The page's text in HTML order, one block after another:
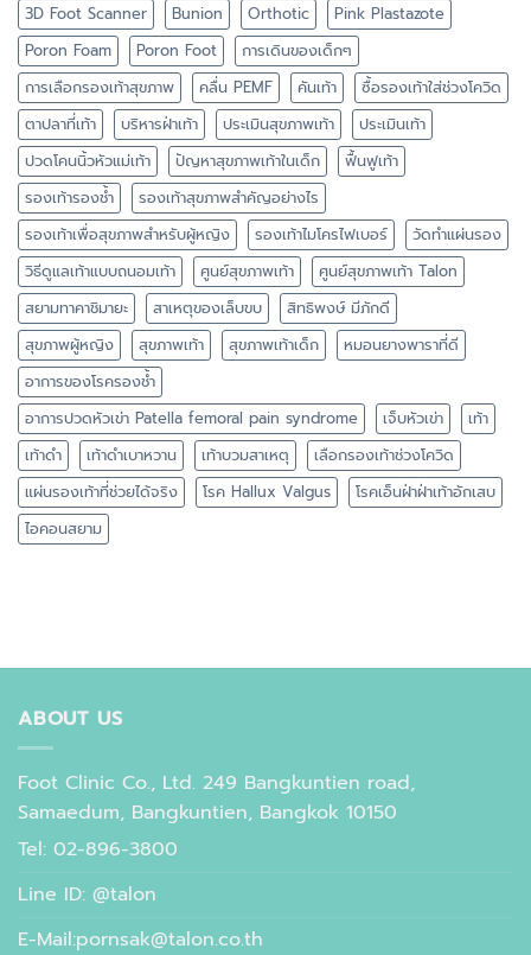
3D Foot Scanner Bunion Orthotic
Pink Plastazote
Poron Foam
Poron Foot
การเดินของเด็กๆ
การเลือกรองเท้าสุขภาพ
คลื่น PEMF คันเท้า
ซื้อรองเท้าใส่ช่วงโควิด
ตาปลาที่เท้า
บริหารฝ่าเท้า ประเมินสุขภาพเท้า
ประเมินเท้า
ปวดโคนนิ้วหัวแม่เท้า
ปัญหาสุขภาพเท้าในเด็ก
ฟื้นฟูเท้า
รองเท้ารองช้ำ
รองเท้าสุขภาพสำคัญอย่างไร
รองเท้าเพื่อสุขภาพสำหรับผู้หญิง
รองเท้าไมโครไฟเบอร์
วัดทำแผ่นรอง
วิธีดูแลเท้าแบบถนอมเท้า
ศูนย์สุขภาพเท้า
ศูนย์สุขภาพเท้า Talon
สยามทาคาชิมายะ
สาเหตุของเล็บขบ
สิทธิพงษ์ มีภักดี
สุขภาพผู้หญิง
สุขภาพเท้า สุขภาพเท้าเด็ก
หมอนยางพาราที่ดี
อาการของโรครองช้ำ
อาการปวดหัวเข่า Patella femoral pain syndrome
เจ็บหัวเข่า
เท้า
เท้าดำ
เท้าดำเบาหวาน เท้าบวมสาเหตุ
เลือกรองเท้าช่วงโควิด
แผ่นรองเท้าที่ช่วยได้จริง
โรค Hallux Valgus
โรคเอ็นฝ่าฝ่าเท้าอักเสบ
ไอคอนสยาม
ABOUT US
Foot Clinic Co., Ltd. 249 Bangkuntien road,
Samaedum, Bangkuntien, Bangkok 10150
Tel: 02-896-3800
Line ID: @talon
E-Mail:pornsak@talon.co.th